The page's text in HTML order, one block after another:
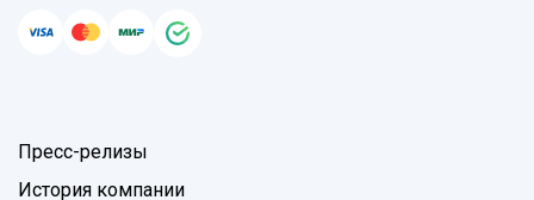
Пресс-релизы
История компании